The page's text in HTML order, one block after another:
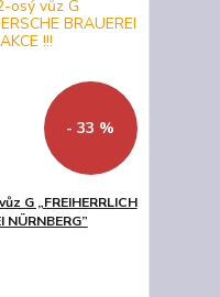
- 33 %
G „FREIHERRLICH
NÜRNBERG”